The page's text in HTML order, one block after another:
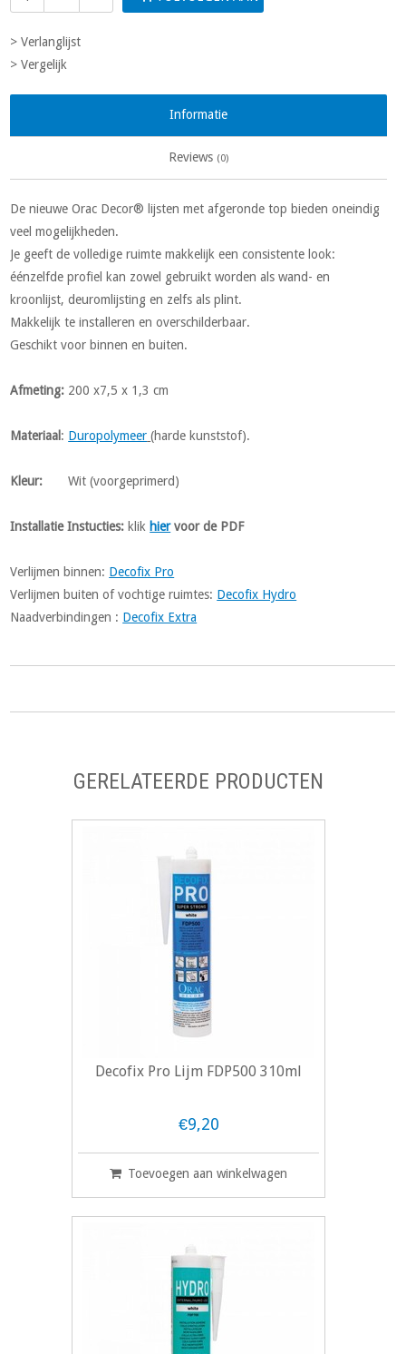
> Verlanglijst
> Vergelijk
Informatie
Reviews (0)
De nieuwe Orac Decor® lijsten met afgeronde top bieden oneindig
veel mogelijkheden.
Je geeft de volledige ruimte makkelijk een consistente look:
éénzelfde profiel kan zowel gebruikt worden als wand- en
kroonlijst, deuromlijsting en zelfs als plint.
Makkelijk te installeren en overschilderbaar.
Geschikt voor binnen en buiten.
Afmeting: 200 x7,5 x 1,3 cm
Materiaal : Duropolymeer (harde kunststof).
Kleur:Wit (voorgeprimerd)
Installatie Instucties: klik hiervoor de PDF
Verlijmen binnen: Decofix Pro
Verlijmen buiten of vochtige ruimtes: Decofix Hydro
Naadverbindingen : Decofix Extra
GERELATEERDE PRODUCTEN
Decofix Pro Lijm FDP500 310ml
€9,20
Toevoegen aan winkelwagen